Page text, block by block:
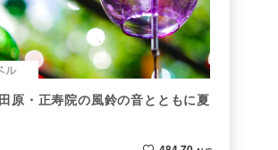
ル
原・正寿院の風鈴の音とともに夏